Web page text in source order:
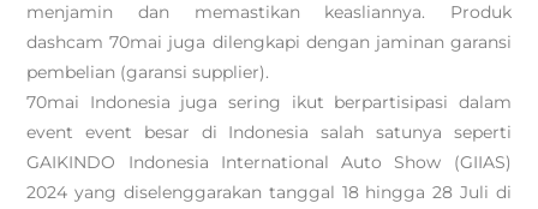
menjamin dan memastikan keasliannya. Produk
dashcam 70mai juga dilengkapi dengan jaminan garansi
pembelian (garansi supplier).
70mai Indonesia juga sering ikut berpartisipasi dalam
event event besar di Indonesia salah satunya seperti
GAIKINDO Indonesia International Auto Show (GIIAS)
2024 yang diselenggarakan tanggal 18 hingga 28 Juli di